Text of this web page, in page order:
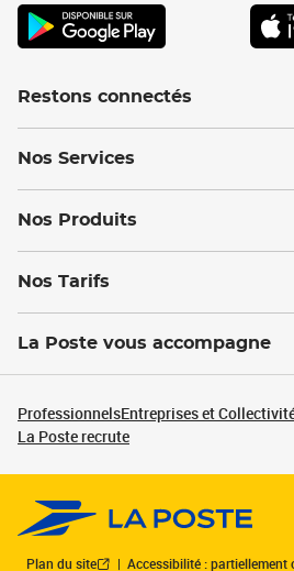
Restons connectés
Nos Services
Nos Produits
Nos Tarifs
La Poste vous accompagne
ProfessionnelsEntreprises et
La Poste recrute
Plan du site Accessibilité : partiellement